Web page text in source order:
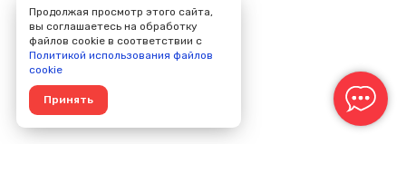
Продолжая просмотр этого сайта,
вы соглашаетесь на обработку
файлов cookie в соответствии с
Политикой использования файлов
cookie
Принять